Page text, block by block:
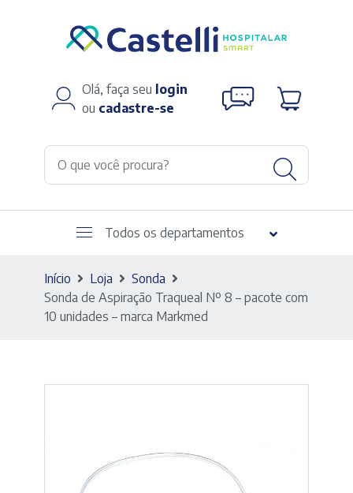
Olá, faça seu login
ou cadastre-se
Todos os departamentos
Início Loja
Sonda
Sonda de Aspiração Traqueal Nº 8 – pacote com
10 unidades – marca Markmed